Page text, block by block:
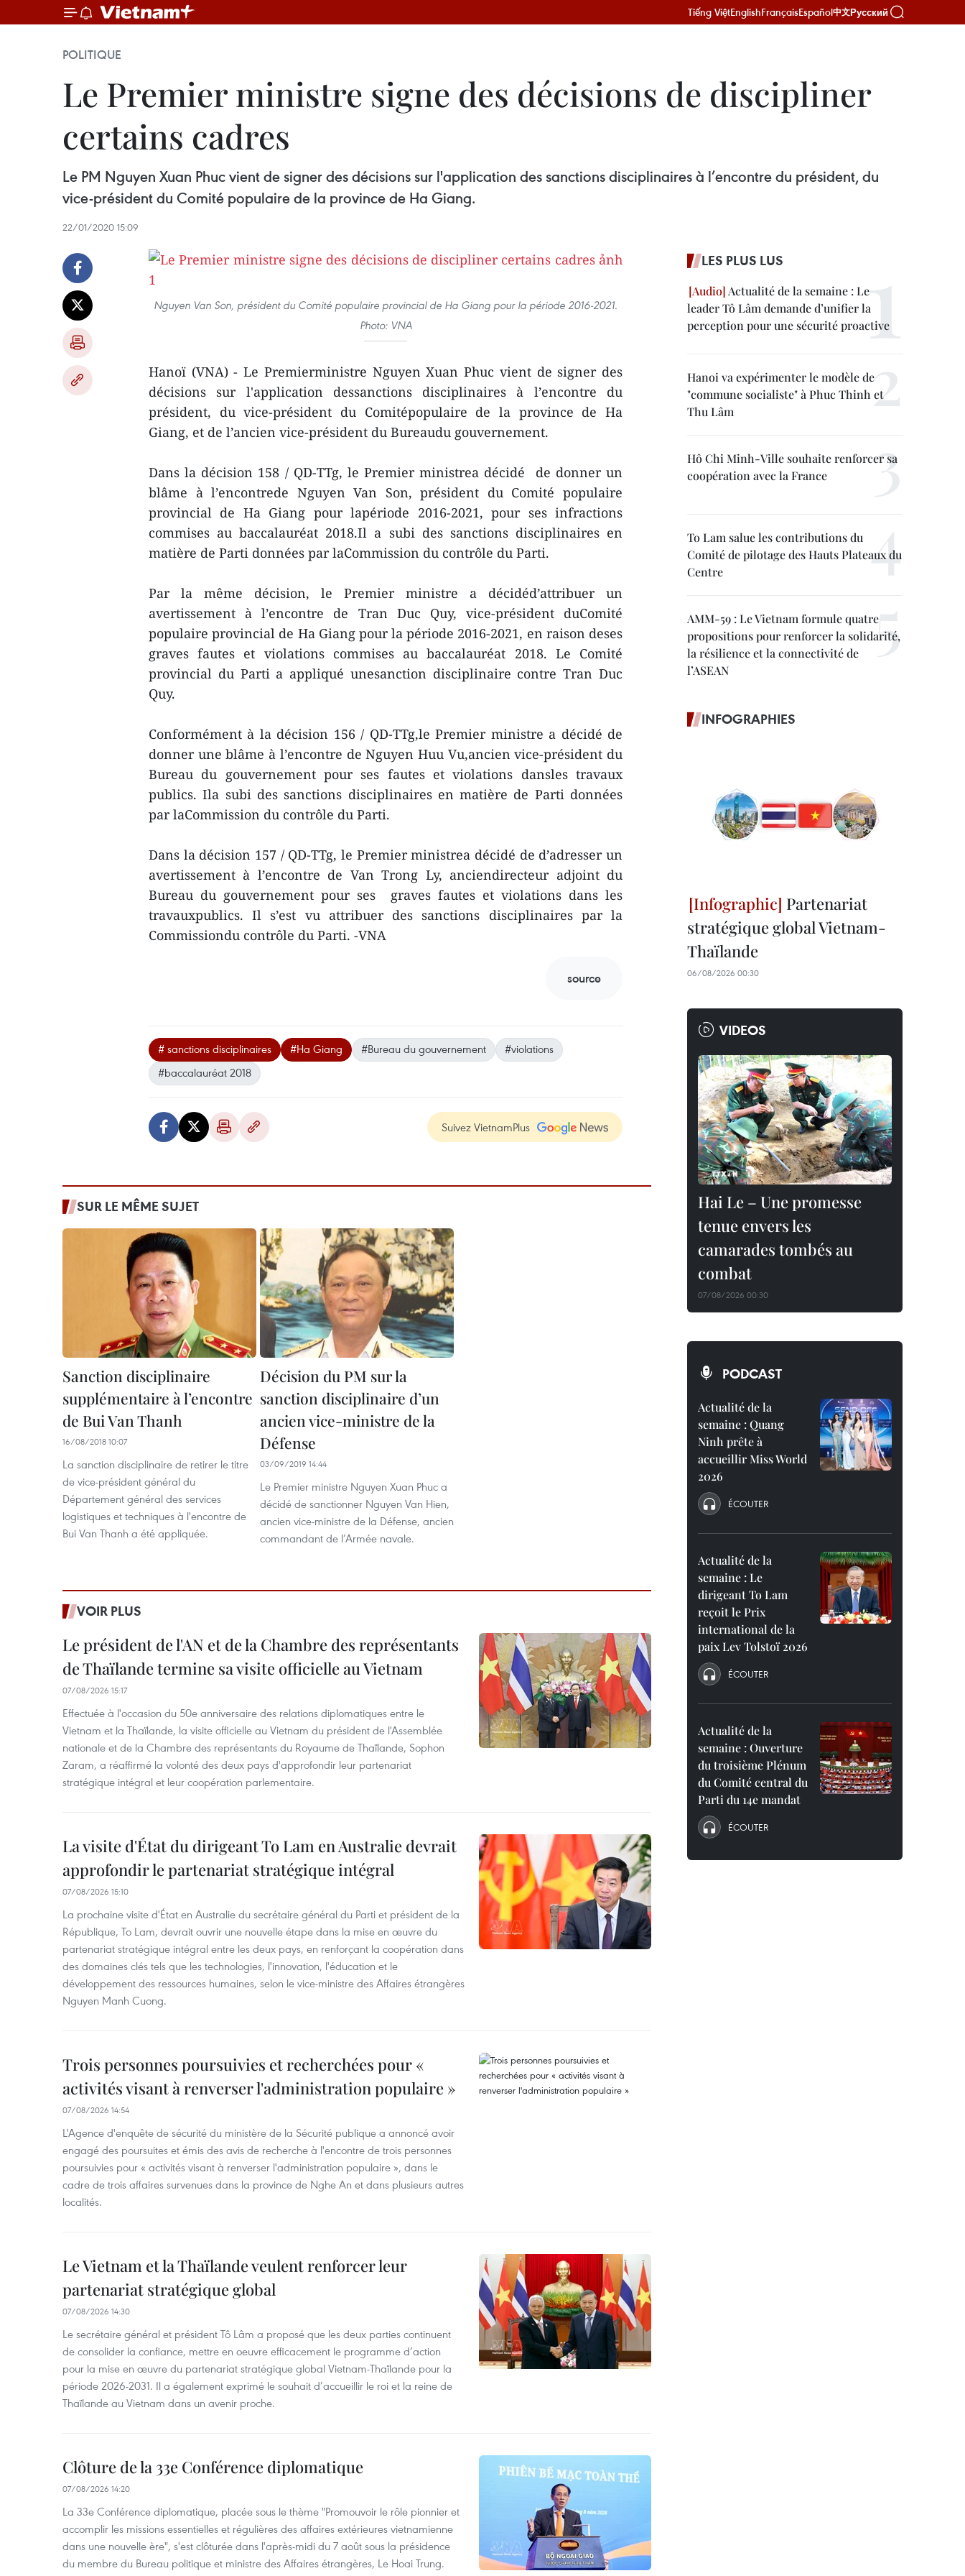
Tiếng ViệtEnglishFrançaisEspañol中文Русский
POLITIQUE
Le Premier ministre signe des décisions de discipliner
certains cadres
Le PM Nguyen Xuan Phuc vient de signer des décisions sur l'application des sanctions disciplinaires à l’encontre du président, du
vice-président du Comité populaire de la province de Ha Giang.
22/01/2020 15:09
Nguyen Van Son, président du Comité populaire provincial de Ha Giang pour la période 2016-2021.
Photo: VNA
Hanoï (VNA) - Le Premierministre Nguyen Xuan Phuc vient de signer des
décisions sur l'application dessanctions disciplinaires à l’encontre du
président, du vice-président du Comitépopulaire de la province de Ha
Giang, et de l’ancien vice-président du Bureaudu gouvernement.
Dans la décision 158 / QD-TTg, le Premier ministrea décidé de donner un
blâme à l’encontrede Nguyen Van Son, président du Comité populaire
provincial de Ha Giang pour lapériode 2016-2021, pour ses infractions
commises au baccalauréat 2018.Il a subi des sanctions disciplinaires en
matière de Parti données par laCommission du contrôle du Parti.
Par la même décision, le Premier ministre a décidéd’attribuer un
avertissement à l’encontre de Tran Duc Quy, vice-président duComité
populaire provincial de Ha Giang pour la période 2016-2021, en raison deses
graves fautes et violations commises au baccalauréat 2018. Le Comité
provincial du Parti a appliqué unesanction disciplinaire contre Tran Duc
Quy.
Conformément à la décision 156 / QD-TTg,le Premier ministre a décidé de
donner une blâme à l’encontre de Nguyen Huu Vu,ancien vice-président du
Bureau du gouvernement pour ses fautes et violations dansles travaux
publics. Ila subi des sanctions disciplinaires en matière de Parti données
par laCommission du contrôle du Parti.
Dans la décision 157 / QD-TTg, le Premier ministrea décidé de d’adresser un
avertissement à l’encontre de Van Trong Ly, anciendirecteur adjoint du
Bureau du gouvernement pour ses graves fautes et violations dans les
travauxpublics. Il s’est vu attribuer des sanctions disciplinaires par la
Commissiondu contrôle du Parti. -VNA
source
# sanctions disciplinaires #Ha Giang #Bureau du gouvernement
#violations
#baccalauréat 2018
Suivez VietnamPlus
SUR LE MÊME SUJET
Sanction disciplinaire
supplémentaire à l’encontre
de Bui Van Thanh
16/08/2018 10:07
La sanction disciplinaire de retirer le titre
de vice-président général du
Département général des services
logistiques et techniques à l'encontre de
Bui Van Thanh a été appliquée.
Décision du PM sur la
sanction disciplinaire d’un
ancien vice-ministre de la
Défense
03/09/2019 14:44
Le Premier ministre Nguyen Xuan Phuc a
décidé de sanctionner Nguyen Van Hien,
ancien vice-ministre de la Défense, ancien
commandant de l’Armée navale.
VOIR PLUS
Le président de l'AN et de la Chambre des représentants
de Thaïlande termine sa visite officielle au Vietnam
07/08/2026 15:17
Effectuée à l'occasion du 50e anniversaire des relations diplomatiques entre le
Vietnam et la Thaïlande, la visite officielle au Vietnam du président de l'Assemblée
nationale et de la Chambre des représentants du Royaume de Thaïlande, Sophon
Zaram, a réaffirmé la volonté des deux pays d'approfondir leur partenariat
stratégique intégral et leur coopération parlementaire.
La visite d'État du dirigeant To Lam en Australie devrait
approfondir le partenariat stratégique intégral
07/08/2026 15:10
La prochaine visite d'État en Australie du secrétaire général du Parti et président de la
République, To Lam, devrait ouvrir une nouvelle étape dans la mise en œuvre du
partenariat stratégique intégral entre les deux pays, en renforçant la coopération dans
des domaines clés tels que les technologies, l'innovation, l'éducation et le
développement des ressources humaines, selon le vice-ministre des Affaires étrangères
Nguyen Manh Cuong.
Trois personnes poursuivies et recherchées pour «
activités visant à renverser l'administration populaire »
07/08/2026 14:54
L'Agence d'enquête de sécurité du ministère de la Sécurité publique a annoncé avoir
engagé des poursuites et émis des avis de recherche à l'encontre de trois personnes
poursuivies pour « activités visant à renverser l'administration populaire », dans le
cadre de trois affaires survenues dans la province de Nghe An et dans plusieurs autres
localités.
Le Vietnam et la Thaïlande veulent renforcer leur
partenariat stratégique global
07/08/2026 14:30
Le secrétaire général et président Tô Lâm a proposé que les deux parties continuent
de consolider la confiance, mettre en oeuvre efficacement le programme d’action
pour la mise en œuvre du partenariat stratégique global Vietnam-Thaïlande pour la
période 2026-2031. Il a également exprimé le souhait d’accueillir le roi et la reine de
Thaïlande au Vietnam dans un avenir proche.
Clôture de la 33e Conférence diplomatique
07/08/2026 14:20
La 33e Conférence diplomatique, placée sous le thème "Promouvoir le rôle pionnier et
accomplir les missions essentielles et régulières des affaires extérieures vietnamienne
dans une nouvelle ère", s'est clôturée dans l'après-midi du 7 août sous la présidence
du membre du Bureau politique et ministre des Affaires étrangères, Le Hoai Trung.
LES PLUS LUS
Actualité de la semaine : Le
leader Tô Lâm demande d’unifier la
perception pour une sécurité proactive
Hanoi va expérimenter le modèle de
"commune socialiste" à Phuc Thinh et
Thu Lâm
Hô Chi Minh-Ville souhaite renforcer sa
coopération avec la France
To Lam salue les contributions du
Comité de pilotage des Hauts Plateaux du
Centre
AMM-59 : Le Vietnam formule quatre
propositions pour renforcer la solidarité,
la résilience et la connectivité de
l’ASEAN
INFOGRAPHIES
Partenariat
stratégique global Vietnam-
Thaïlande
06/08/2026 00:30
VIDEOS
Hai Le – Une promesse
tenue envers les
camarades tombés au
combat
07/08/2026 00:30
PODCAST
Actualité de la
semaine : Quang
Ninh prête à
accueillir Miss World
2026
ÉCOUTER
Actualité de la
semaine : Le
dirigeant To Lam
reçoit le Prix
international de la
paix Lev Tolstoï 2026
ÉCOUTER
Actualité de la
semaine : Ouverture
du troisième Plénum
du Comité central du
Parti du 14e mandat
ÉCOUTER